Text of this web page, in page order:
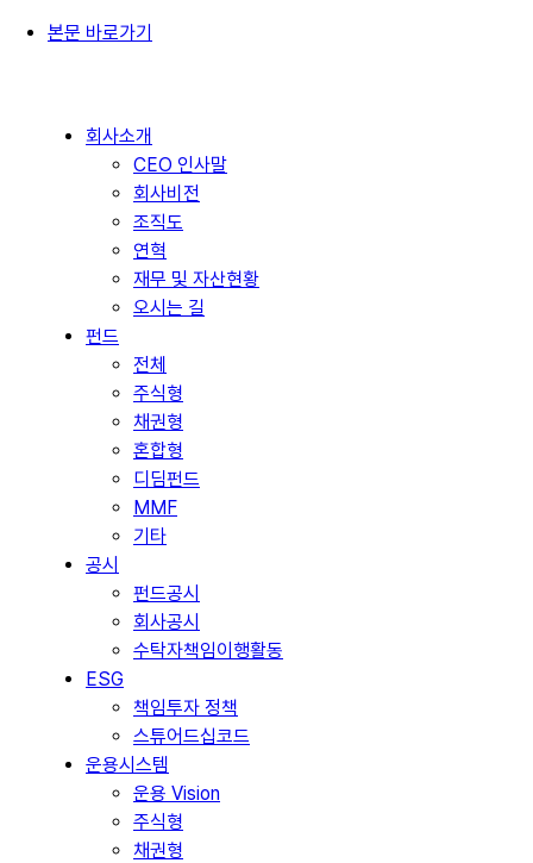
본문 바로가기
회사소개
CEO 인사말
회사비전
조직도
연혁
재무 및 자산현황
오시는 길
펀드
전체
주식형
채권형
혼합형
디딤펀드
MMF
기타
공시
펀드공시
회사공시
수탁자책임이행활동
ESG
책임투자 정책
스튜어드십코드
운용시스템
운용 Vision
주식형
채권형